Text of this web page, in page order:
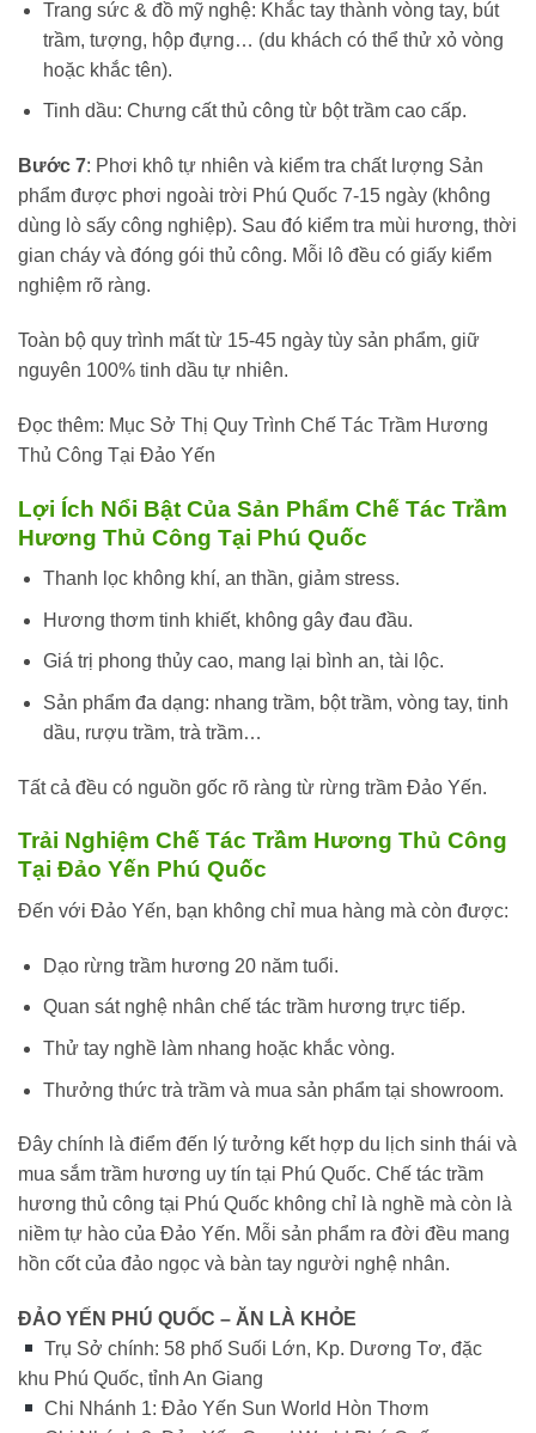
Trang sức & đồ mỹ nghệ: Khắc tay thành vòng tay, bút
trầm, tượng, hộp đựng… (du khách có thể thử xỏ vòng
hoặc khắc tên).
Tinh dầu: Chưng cất thủ công từ bột trầm cao cấp.
Bước 7: Phơi khô tự nhiên và kiểm tra chất lượng Sản
phẩm được phơi ngoài trời Phú Quốc 7-15 ngày (không
dùng lò sấy công nghiệp). Sau đó kiểm tra mùi hương, thời
gian cháy và đóng gói thủ công. Mỗi lô đều có giấy kiểm
nghiệm rõ ràng.
Toàn bộ quy trình mất từ 15-45 ngày tùy sản phẩm, giữ
nguyên 100% tinh dầu tự nhiên.
Đọc thêm: Mục Sở Thị Quy Trình Chế Tác Trầm Hương
Thủ Công Tại Đảo Yến
Lợi Ích Nổi Bật Của Sản Phẩm Chế Tác Trầm
Hương Thủ Công Tại Phú Quốc
Thanh lọc không khí, an thần, giảm stress.
Hương thơm tinh khiết, không gây đau đầu.
Giá trị phong thủy cao, mang lại bình an, tài lộc.
Sản phẩm đa dạng: nhang trầm, bột trầm, vòng tay, tinh
dầu, rượu trầm, trà trầm…
Tất cả đều có nguồn gốc rõ ràng từ rừng trầm Đảo Yến.
Trải Nghiệm Chế Tác Trầm Hương Thủ Công
Tại Đảo Yến Phú Quốc
Đến với Đảo Yến, bạn không chỉ mua hàng mà còn được:
Dạo rừng trầm hương 20 năm tuổi.
Quan sát nghệ nhân chế tác trầm hương trực tiếp.
Thử tay nghề làm nhang hoặc khắc vòng.
Thưởng thức trà trầm và mua sản phẩm tại showroom.
Đây chính là điểm đến lý tưởng kết hợp du lịch sinh thái và
mua sắm trầm hương uy tín tại Phú Quốc. Chế tác trầm
hương thủ công tại Phú Quốc không chỉ là nghề mà còn là
niềm tự hào của Đảo Yến. Mỗi sản phẩm ra đời đều mang
hồn cốt của đảo ngọc và bàn tay người nghệ nhân.
ĐẢO YẾN PHÚ QUỐC – ĂN LÀ KHỎE
Trụ Sở chính: 58 phố Suối Lớn, Kp. Dương Tơ, đặc
khu Phú Quốc, tỉnh An Giang
Chi Nhánh 1: Đảo Yến Sun World Hòn Thơm